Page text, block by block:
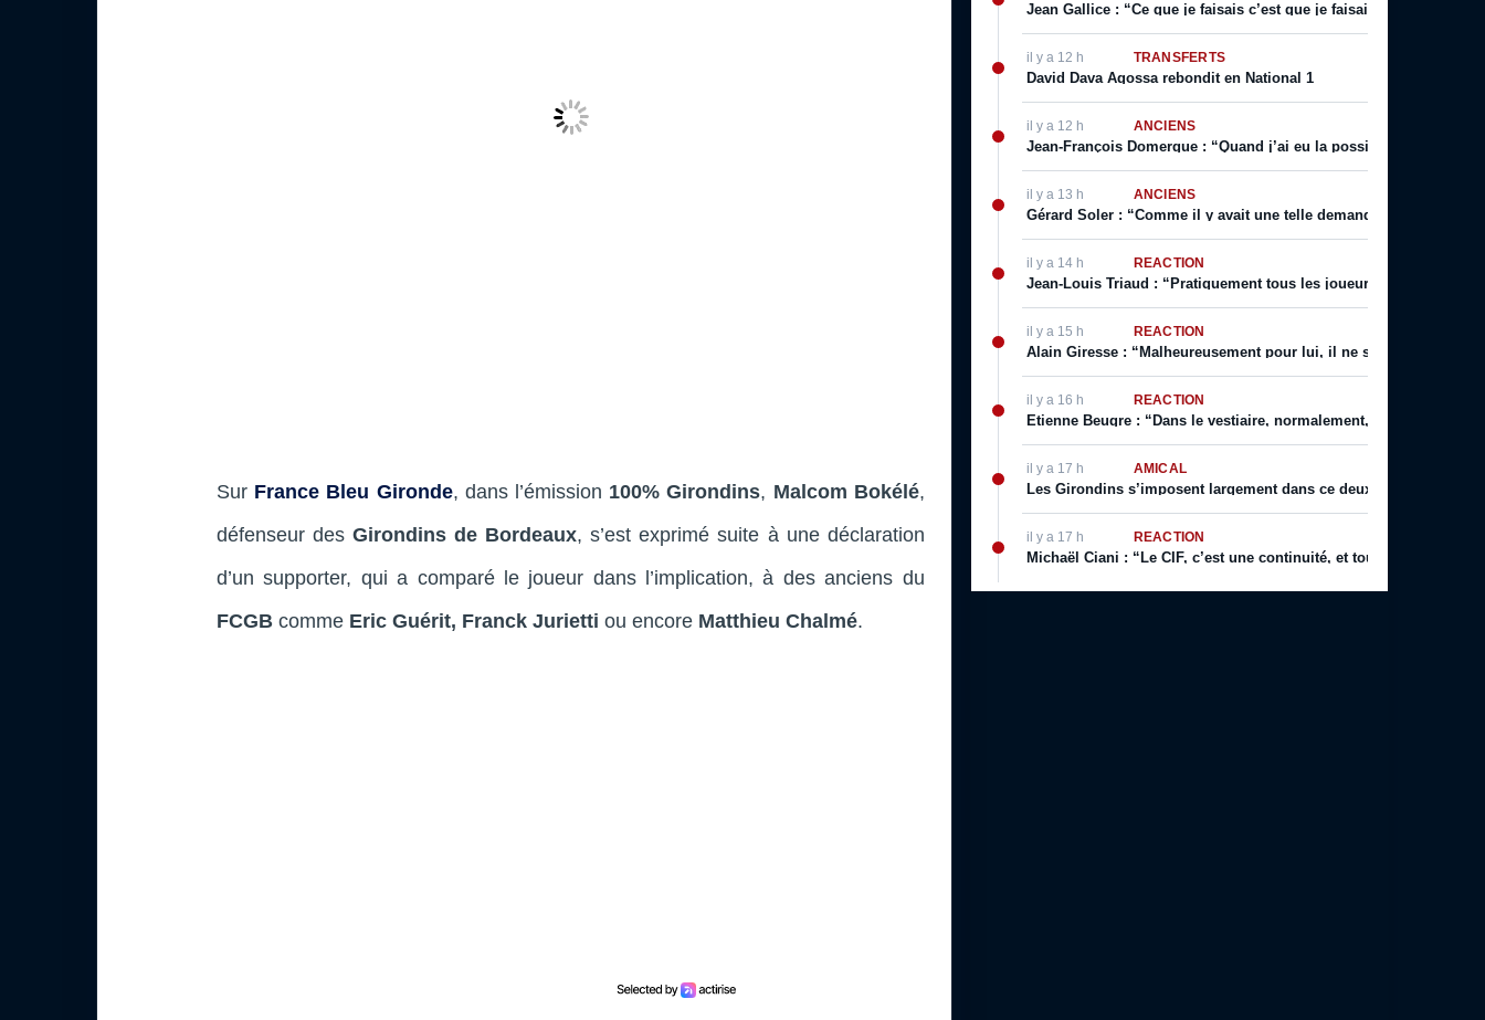
Sur France Bleu Gironde, dans l’émission 100% Girondins, Malcom Bokélé,
défenseur desGirondins de Bordeaux, s’est exprimé suite à une déclaration
d’un supporter, qui a comparé le joueur dans l’implication, à des anciens du
FCGB comme Eric Guérit, Franck Jurietti ou encore Matthieu Chalmé.
Jean Gallice : “Ce que je faisais c’est que je faisais visiter le
il y a 12 h TRANSFERTS
David Dava Agossa rebondit en National 1
il y a 12 h ANCIENS
Jean-François Domergue : “Quand j’ai eu la possibilité d’avoir
il y a 13 h ANCIENS
Gérard Soler : “Comme il y avait une telle demande, on m’a
il y a 14 h RÉACTION
Jean-Louis Triaud : “Pratiquement tous les joueurs qui sont
il y a 15 h RÉACTION
Alain Giresse : “Malheureusement pour lui, il ne s’en est jamais
il y a 16 h RÉACTION
Etienne Beugre : “Dans le vestiaire, normalement, chaque
il y a 17 h AMICAL
Les Girondins s’imposent largement dans ce deuxième match de
il y a 17 h RÉACTION
Michaël Ciani : “Le CIF, c’est une continuité, et toujours cette